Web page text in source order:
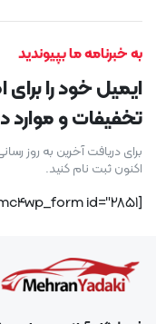
به خبرنامه ما بپیوندید
ایمیل خود را
تخفیفات و موارد
برای دریافت آخرین به روز
اکنون ثبت نام کنید.
[mc4wp_form id="2851"]